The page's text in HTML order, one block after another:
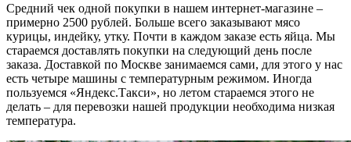
Средний чек одной покупки в нашем интернет-магазине –
примерно 2500 рублей. Больше всего заказывают мясо
курицы, индейку, утку. Почти в каждом заказе есть яйца. Мы
стараемся доставлять покупки на следующий день после
заказа. Доставкой по Москве занимаемся сами, для этого у нас
есть четыре машины с температурным режимом. Иногда
пользуемся «Яндекс.Такси», но летом стараемся этого не
делать – для перевозки нашей продукции необходима низкая
температура.